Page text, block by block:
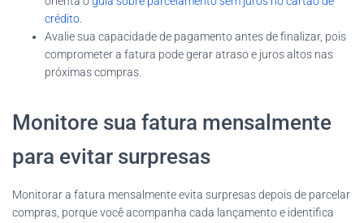
crédito.
Avalie sua capacidade de pagamento antes de finalizar, pois
comprometer a fatura pode gerar atraso e juros altos nas
próximas compras.
Monitore sua fatura mensalmente
para evitar surpresas
Monitorar a fatura mensalmente evita surpresas depois de parcelar
compras, porque você acompanha cada lançamento e identifica